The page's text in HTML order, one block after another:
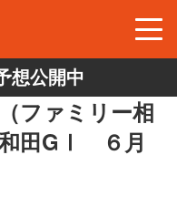
想公開中
ファミリー相
田GⅠ ６月